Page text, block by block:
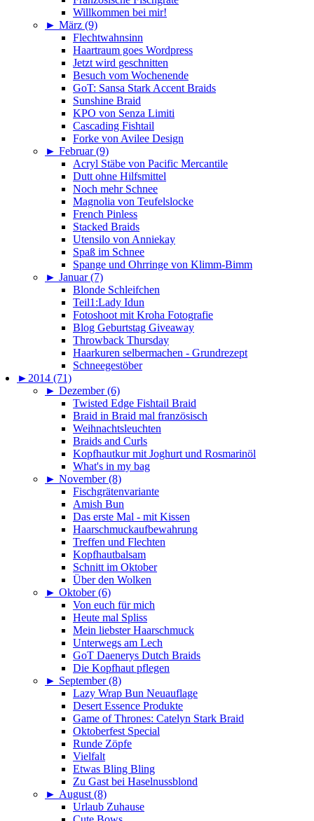
Willkommen bei mir!
► März (9)
Flechtwahnsinn
Haartraum goes Wordpress
Jetzt wird geschnitten
Besuch vom Wochenende
GoT: Sansa Stark Accent Braids
Sunshine Braid
KPO von Senza Limiti
Cascading Fishtail
Forke von Avilee Design
► Februar (9)
Acryl Stäbe von Pacific Mercantile
Dutt ohne Hilfsmittel
Noch mehr Schnee
Magnolia von Teufelslocke
French Pinless
Stacked Braids
Utensilo von Anniekay
Spaß im Schnee
Spange und Ohrringe von Klimm-Bimm
► Januar (7)
Blonde Schleifchen
Teil1:Lady Idun
Fotoshoot mit Kroha Fotografie
Blog Geburtstag Giveaway
Throwback Thursday
Haarkuren selbermachen - Grundrezept
Schneegestöber
► 2014 (71)
► Dezember (6)
Twisted Edge Fishtail Braid
Braid in Braid mal französisch
Weihnachtsleuchten
Braids and Curls
Kopfhautkur mit Joghurt und Rosmarinöl
What's in my bag
► November (8)
Fischgrätenvariante
Amish Bun
Das erste Mal - mit Kissen
Haarschmuckaufbewahrung
Treffen und Flechten
Kopfhautbalsam
Schnitt im Oktober
Über den Wolken
► Oktober (6)
Von euch für mich
Heute mal Spliss
Mein liebster Haarschmuck
Unterwegs am Lech
GoT Daenerys Dutch Braids
Die Kopfhaut pflegen
► September (8)
Lazy Wrap Bun Neuauflage
Desert Essence Produkte
Game of Thrones: Catelyn Stark Braid
Oktoberfest Special
Runde Zöpfe
Vielfalt
Etwas Bling Bling
Zu Gast bei Haselnussblond
► August (8)
Urlaub Zuhause